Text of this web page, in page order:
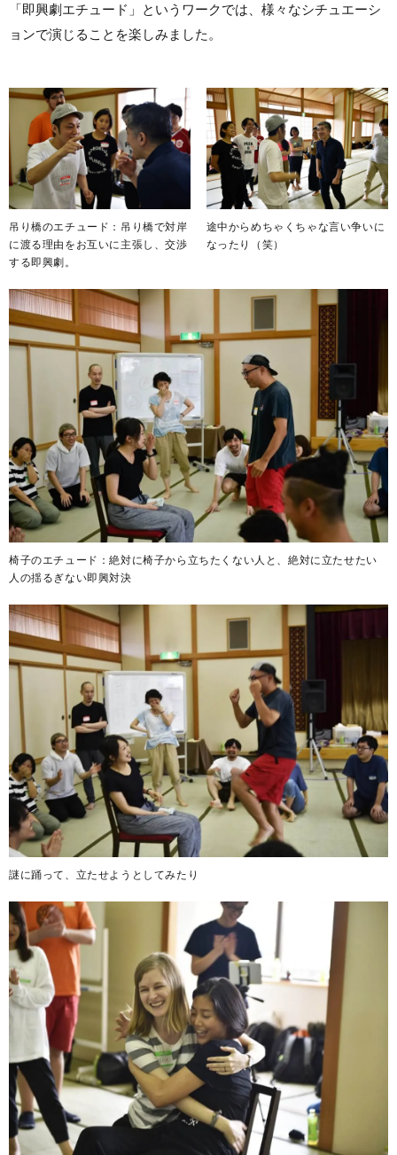
「即興劇エチュード」というワークでは、様々なシチュエーシ
ョンで演じることを楽しみました。
吊り橋のエチュード：吊り橋で対岸
に渡る理由をお互いに主張し、交渉
する即興劇。
途中からめちゃくちゃな言い争いに
なったり（笑）
椅子のエチュード：絶対に椅子から立ちたくない人と、絶対に立たせたい
人の揺るぎない即興対決
謎に踊って、立たせようとしてみたり